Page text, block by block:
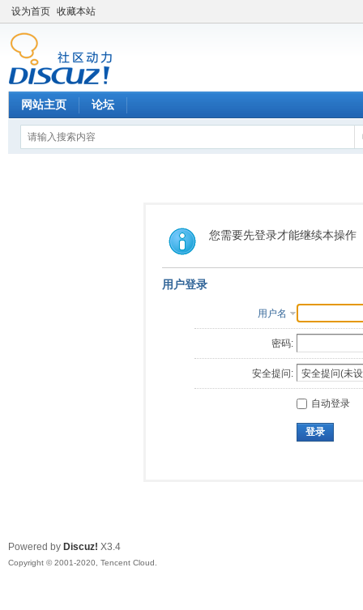
设为首页 收藏本站
网站主页 论坛
您需要先登录才能继续本操作
用户登录
用户名
密码:
安全提问:
自动登录
登录
Powered by Discuz! X3.4
Copyright © 2001-2020, Tencent Cloud.